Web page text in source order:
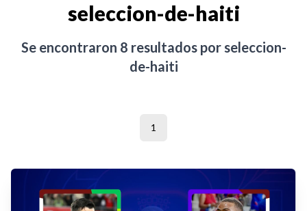
seleccion-de-haiti
Se encontraron 8 resultados por seleccion-
de-haiti
1